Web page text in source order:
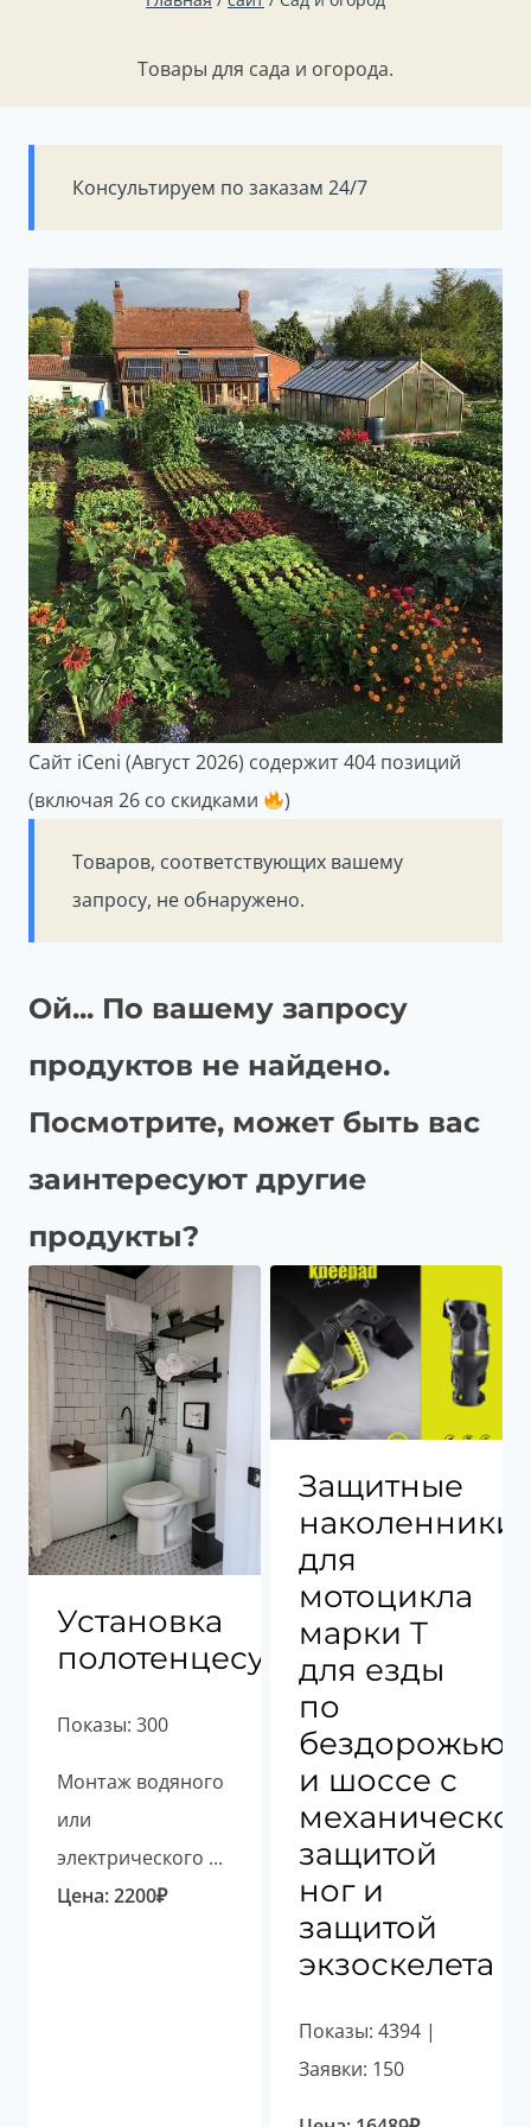
Товары для сада и огорода.
Консультируем по заказам 24/7
Сайт iCeni (Август 2026) содержит 404 позиций
(включая 26 со скидками
)
Товаров, соответствующих вашему
запросу, не обнаружено.
Ой... По вашему запросу
продуктов не найдено.
Посмотрите, может быть вас
заинтересуют другие
продукты?
Установка
полотенцесушителя
Показы: 300
Монтаж водяного
или
электрического ...
Цена:2200₽
Защитные
наколенники
для
мотоцикла
марки T
для езды
по
бездорожью
и шоссе с
защитой
ног и
защитой
экзоскелета
Показы: 4394 |
Заявки: 150